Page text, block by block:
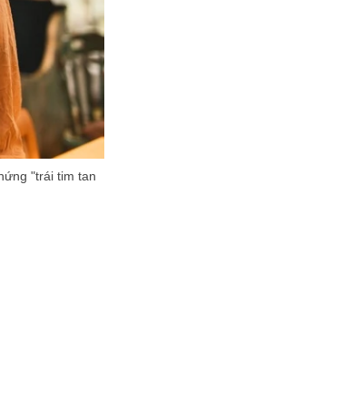
"trái tim tan